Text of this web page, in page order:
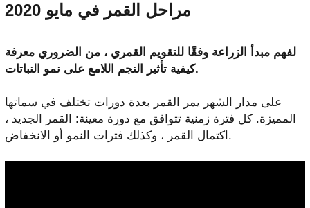
مراحل القمر في مايو 2020
لفهم مبدأ الزراعة وفقًا للتقويم القمري ، من الضروري معرفة
كيفية تأثير النجم اللامع على نمو النباتات.
على مدار الشهر يمر القمر بعدة دورات تختلف في سماتها
المميزة. كل فترة زمنية تتوافق مع دورة معينة: القمر الجديد ،
اكتمال القمر ، وكذلك فترات النمو أو الانخفاض.